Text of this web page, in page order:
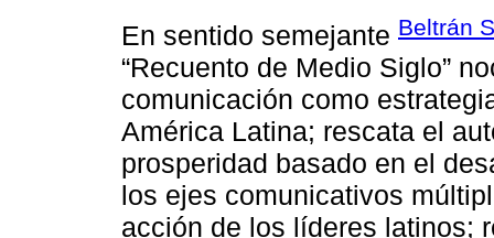
En sentido semejante Beltrán
“Recuento de Medio Siglo”
comunicación como
América Latina; rescata el
prosperidad basado en el
los ejes comunicativos
acción de los líderes latinos;